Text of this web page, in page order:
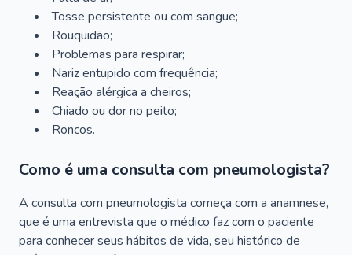
Tosse persistente ou com sangue;
Rouquidão;
Problemas para respirar;
Nariz entupido com frequência;
Reação alérgica a cheiros;
Chiado ou dor no peito;
Roncos.
Como é uma consulta com pneumologista?
A consulta com pneumologista começa com a anamnese,
que é uma entrevista que o médico faz com o paciente
para conhecer seus hábitos de vida, seu histórico de